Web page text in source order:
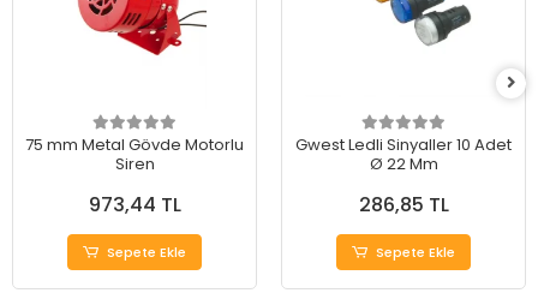
75 mm Metal Gövde Motorlu
Siren
973,44 TL
Sepete Ekle
Gwest Ledli Sinyaller 10 Adet
Ø 22 Mm
286,85 TL
Sepete Ekle